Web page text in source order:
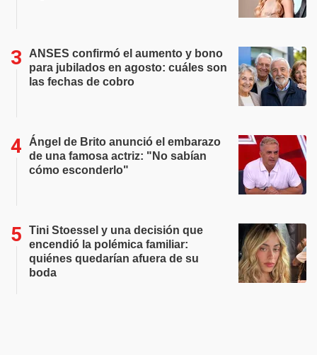
ANSES confirmó el aumento y bono
para jubilados en agosto: cuáles son
las fechas de cobro
Ángel de Brito anunció el embarazo
de una famosa actriz: "No sabían
cómo esconderlo"
Tini Stoessel y una decisión que
encendió la polémica familiar:
quiénes quedarían afuera de su
boda